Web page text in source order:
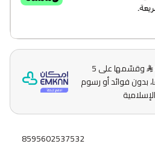
وقسّمها على 5
بدون فوائد أو رسوم
8595602537532